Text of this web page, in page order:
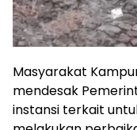
Masyarakat
mendesak
instansi terkait